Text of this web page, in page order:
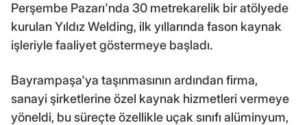
Perşembe Pazarı'nda 30 metrekarelik bir atölyede
kurulan Yıldız Welding, ilk yıllarında fason kaynak
işleriyle faaliyet göstermeye başladı.
Bayrampaşa'ya taşınmasının ardından firma,
sanayi şirketlerine özel kaynak hizmetleri vermeye
yöneldi, bu süreçte özellikle uçak sınıfı alüminyum,